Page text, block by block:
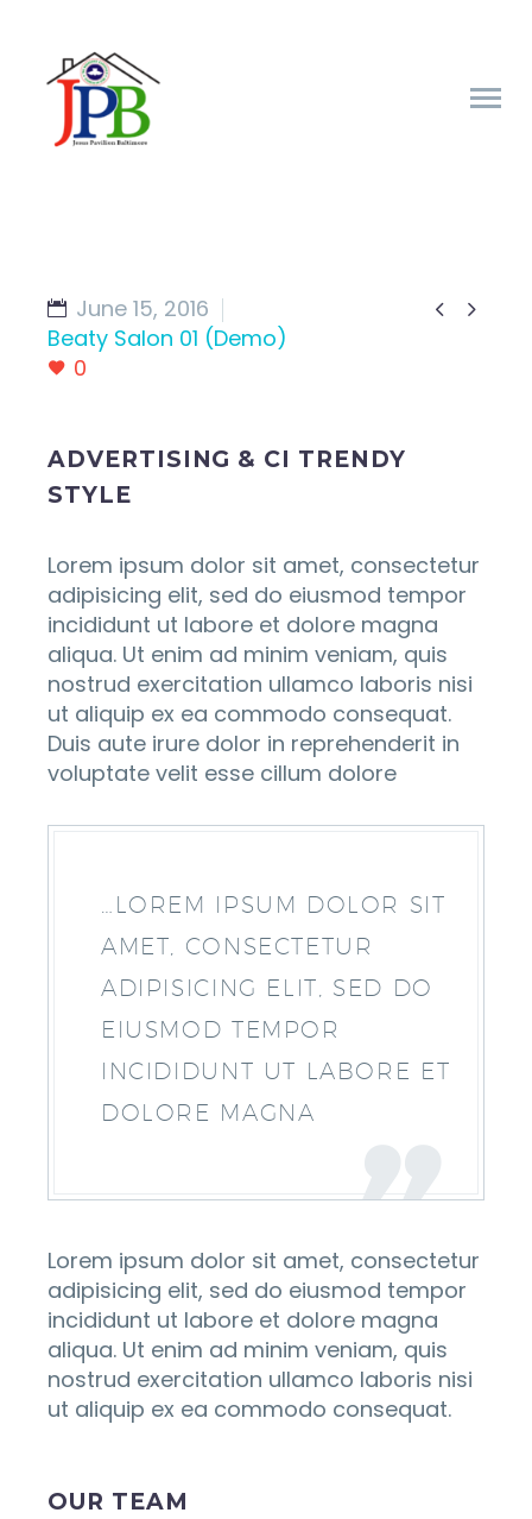
 
June 15, 2016
Beaty Salon 01 (Demo)
0
ADVERTISING & CI TRENDY
STYLE
Lorem ipsum dolor sit amet, consectetur
adipisicing elit, sed do eiusmod tempor
incididunt ut labore et dolore magna
aliqua. Ut enim ad minim veniam, quis
nostrud exercitation ullamco laboris nisi
ut aliquip ex ea commodo consequat.
Duis aute irure dolor in reprehenderit in
voluptate velit esse cillum dolore
…LOREM IPSUM DOLOR SIT
AMET, CONSECTETUR
ADIPISICING ELIT, SED DO
EIUSMOD TEMPOR
INCIDIDUNT UT LABORE ET
DOLORE MAGNA
Lorem ipsum dolor sit amet, consectetur
adipisicing elit, sed do eiusmod tempor
incididunt ut labore et dolore magna
aliqua. Ut enim ad minim veniam, quis
nostrud exercitation ullamco laboris nisi
ut aliquip ex ea commodo consequat.
OUR TEAM